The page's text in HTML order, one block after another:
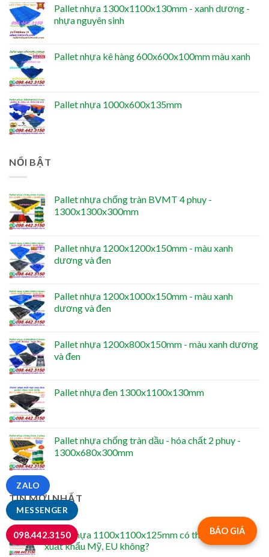
Pallet nhựa 1300x1100x130mm - xanh dương -
nhựa nguyên sinh
Pallet nhựa kê hàng 600x600x100mm màu xanh
Pallet nhựa 1000x600x135mm
NỔI BẬT
Pallet nhựa chống tràn BVMT 4 phuy -
1300x1300x300mm
Pallet nhựa 1200x1200x150mm - màu xanh
dương và đen
Pallet nhựa 1200x1000x150mm - màu xanh
dương và đen
Pallet nhựa 1200x800x150mm - màu xanh dương
và đen
Pallet nhựa đen 1300x1100x130mm
Pallet nhựa chống tràn dầu - hóa chất 2 phuy -
1300x680x300mm
TIN MỚI NHẤT
Pallet nhựa 1100x1100x125mm có thể dùng cho
xuất khẩu Mỹ, EU không?
BÁO GIÁ
MESSENGER
ZALO
098.442.3150